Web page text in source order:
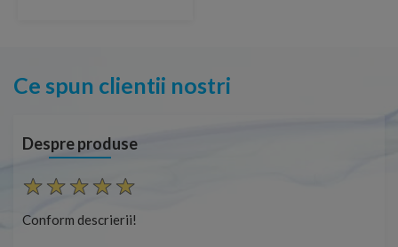
Ce spun clientii nostri
Despre produse
Conform descrierii!